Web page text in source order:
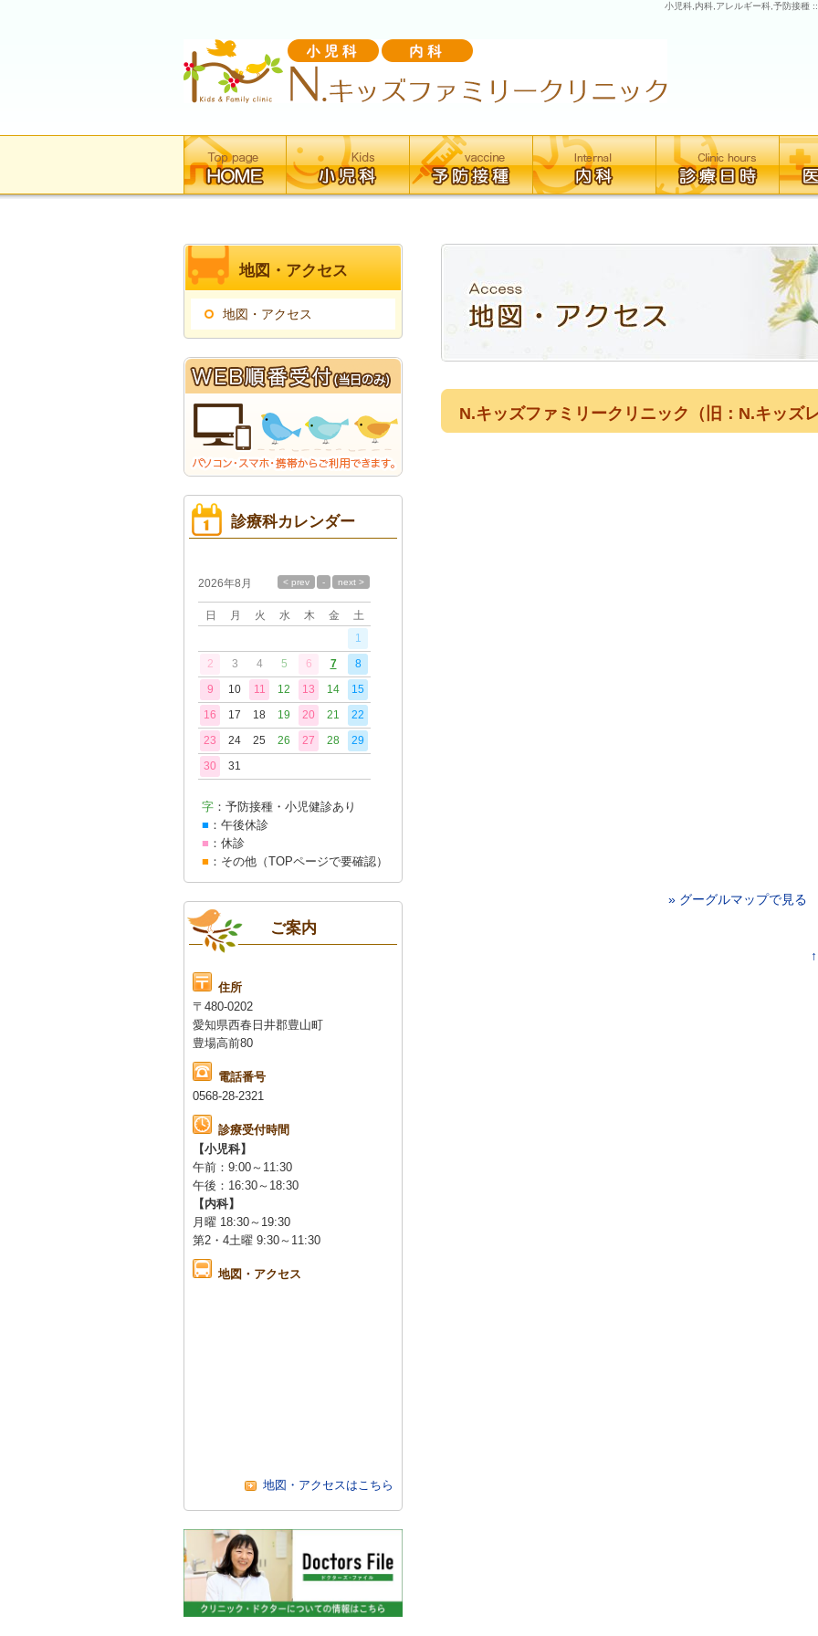
小児科,内科,アレルギー科,予防接種
テ
Access
地
図・
セ
ス
N.キッズファミリークリニック（旧：N.キッズ
» グーグルマップで見る
地図・アクセス
地図・アクセス
診療科カレンダー
月
診
日
2026年8月
日 月 火 水 木 金
土
1
2
3 4 5 6 7
8
9
10 11 12 13 14
15
16
17 18 19 20 21
22
23
24 25 26 27 28
29
30
31
字 ：予防接種・小児健診あり
■ ：午後休診
■ ：休診
■ ：その他（TOPページで要確認）
ご案内
住所
〒480-0202
愛知県西春日井郡豊山町
豊場高前80
電話番号
0568-28-2321
診療受付時間
【小児科】
午前：9:00～11:30
午後：16:30～18:30
【内科】
月曜 18:30～19:30
第2・4土曜 9:30～11:30
地図・アクセス
地図・アクセスはこちら